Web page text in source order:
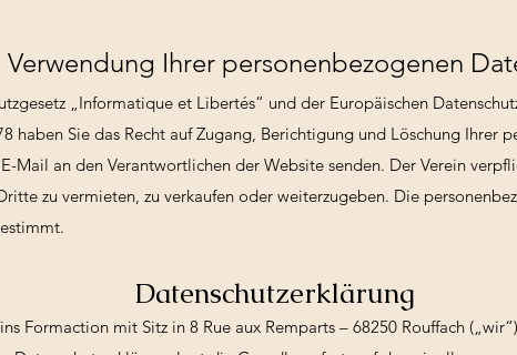
Verwendung Ihrer personenbezogenen
„Informatique et Libertés“ und der Europäischen
haben Sie das Recht auf Zugang, Berichtigung und Löschung Ihrer
Mail an den Verantwortlichen der Website senden. Der Verein
zu vermieten, zu verkaufen oder weiterzugeben. Die
Datenschutzerklärung
Formaction mit Sitz in 8 Rue aux Remparts – 68250 Rouffach